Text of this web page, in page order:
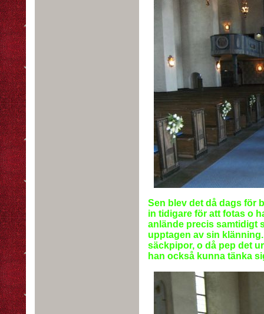
Sen blev det då dags för
in tidigare för att fotas o
anlände precis samtidigt
upptagen av sin
säckpipor, o då pep det
han också kunna tänka